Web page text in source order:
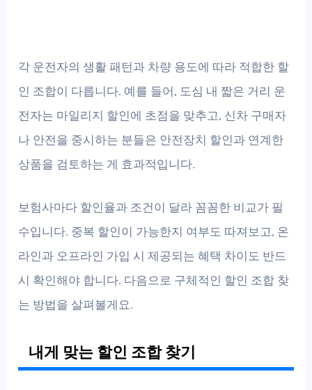
각 운전자의 생활 패턴과 차량 용도에 따라 적합한 할
인 조합이 다릅니다. 예를 들어, 도심 내 짧은 거리 운
전자는 마일리지 할인에 초점을 맞추고, 신차 구매자
나 안전을 중시하는 분들은 안전장치 할인과 연계한
상품을 검토하는 게 효과적입니다.
보험사마다 할인율과 조건이 달라 꼼꼼한 비교가 필
수입니다. 중복 할인이 가능한지 여부도 따져보고, 온
라인과 오프라인 가입 시 제공되는 혜택 차이도 반드
시 확인해야 합니다. 다음으로 구체적인 할인 조합 찾
는 방법을 살펴볼게요.
내게 맞는 할인 조합 찾기